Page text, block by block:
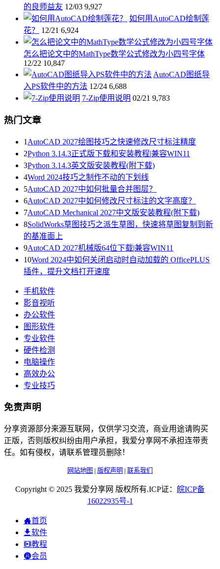
的良师益友 12/03 9,927
如何用AutoCAD绘制莲
花？
12/21 6,924
怎么把论文中的MathType数学公式修改为小四号字体
12/22 10,847
AutoCAD图纸导
入PS软件中的方法 12/24 6,688
7-Zip使用说明 02/21 9,783
热门文章
1 AutoCAD 2027绘图技巧之快速修改尺寸标注精度
2Python 3.14.3正式版下载和安装教程|兼容WIN11
3Python 3.14.3英文版安装教程(附下载)
4Word 2024技巧之制作不动的下划线
5AutoCAD 2027中如何批量合并图层？
6AutoCAD 2027中如何修改尺寸标注的文字高度？
7AutoCAD Mechanical 2027中文版安装教程(附下载)
8SolidWorks草图技巧之派生草图，快速将草图复制到新
的基准面上
9AutoCAD 2027机械版64位下载|兼容WIN11
10Word 2024中如何关闭启动时自动加载的 OfficePLUS
插件，提升文档打开速度
手机软件
影音视听
办公软件
图形软件
专业软件
硬件检测
电脑操作
高效办公
专业技巧
免责声明
分享资源部分来源互联网，仅供学习交流，商业用途请购买
正版，否则版权纠纷由用户承担，我爱分享网不承担连带责
任。如有侵权，请联系管理员删除！
网站地图 | 版权声明 | 联系我们
Copyright © 2025 我爱分享网 版权所有.ICP证： 皖ICP备
16022935号-1
首页
软件
教程
会员